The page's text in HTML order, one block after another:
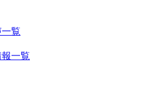
覧
一覧